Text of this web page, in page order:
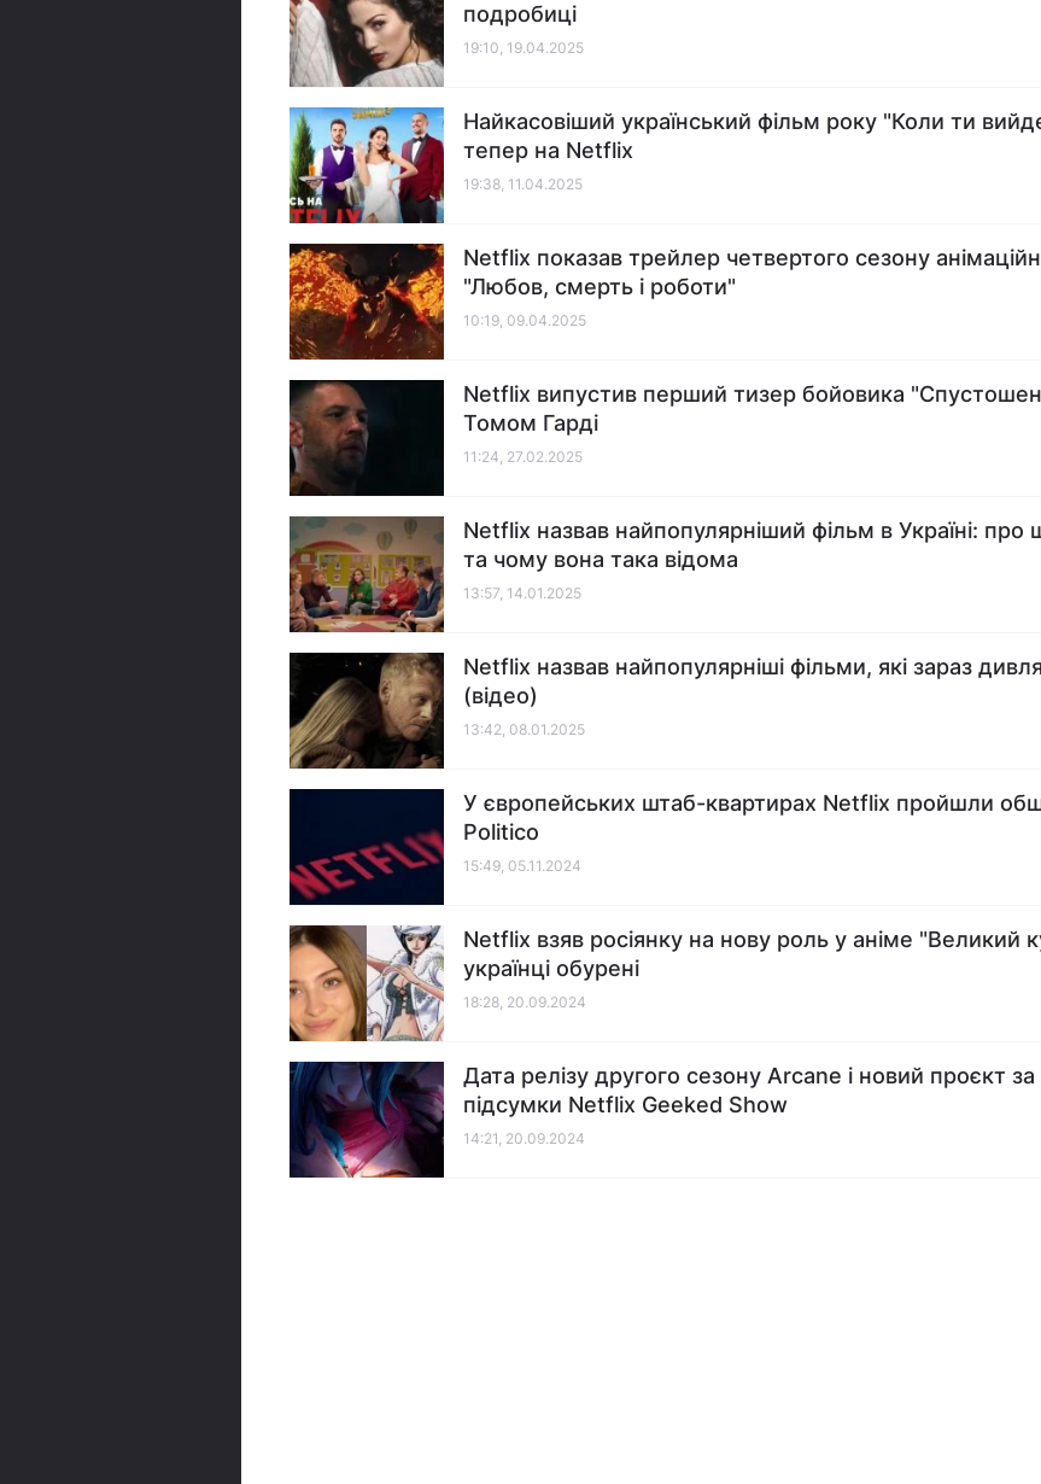
подробиці
19:10, 19.04.2025
Найкасовіший український фільм року "Коли ти
тепер на Netflix
19:38, 11.04.2025
Netflix показав трейлер четвертого сезону
"Любов, смерть і роботи"
10:19, 09.04.2025
Netflix випустив перший тизер бойовика
Томом Гарді
11:24, 27.02.2025
Netflix назвав найпопулярніший фільм в Україні: про
та чому вона така відома
13:57, 14.01.2025
Netflix назвав найпопулярніші фільми, які зараз
(відео)
13:42, 08.01.2025
У європейських штаб-квартирах Netflix пройшли
Politico
15:49, 05.11.2024
Netflix взяв росіянку на нову роль у аніме "Великий
українці обурені
18:28, 20.09.2024
Дата релізу другого сезону Arcane і новий проєкт
підсумки Netflix Geeked Show
14:21, 20.09.2024